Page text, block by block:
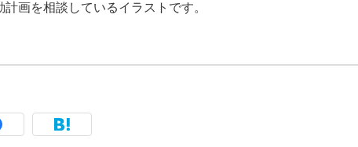
画を相談しているイラストです。